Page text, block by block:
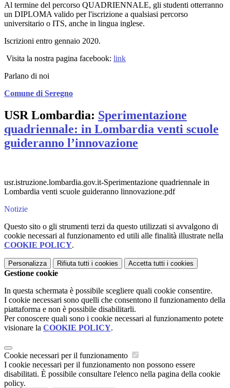
Al termine del percorso QUADRIENNALE, gli studenti otterranno
un DIPLOMA valido per l'iscrizione a qualsiasi percorso
universitario o ITS, anche in lingua inglese.
Iscrizioni entro gennaio 2020.
Visita la nostra pagina facebook: link
Parlano di noi
Comune di Seregno
USR Lombardia: Sperimentazione
quadriennale: in Lombardia venti scuole
guideranno l’innovazione
usr.istruzione.lombardia.gov.it-Sperimentazione quadriennale in
Lombardia venti scuole guideranno linnovazione.pdf
Notizie
Questo sito o gli strumenti terzi da questo utilizzati si avvalgono di
cookie necessari al funzionamento ed utili alle finalità illustrate nella
COOKIE POLICY.
Personalizza Rifiuta tutti i cookies Accetta tutti i cookies
Gestione cookie
In questa schermata è possibile scegliere quali cookie consentire.
I cookie necessari sono quelli che consentono il funzionamento della
piattaforma e non è possibile disabilitarli.
Per conoscere quali sono i cookie necessari al funzionamento potete
visionare la COOKIE POLICY.
Cookie necessari per il funzionamento
I cookie necessari per il funzionamento non possono essere
disabilitati. È possibile consultare l'elenco nella pagina della cookie
policy.